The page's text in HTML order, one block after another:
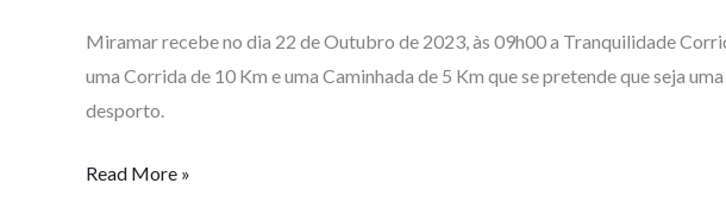
Miramar recebe no dia 22 de Outubro de 2023, às 09h00 a Tranquilidade
uma Corrida de 10 Km e uma Caminhada de 5 Km que se pretende que seja
desporto.
Read More »